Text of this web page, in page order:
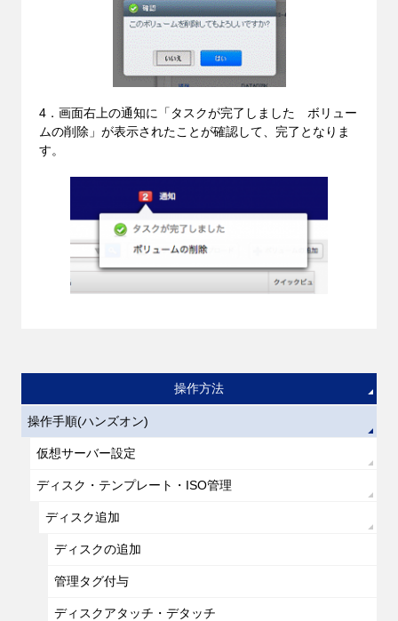
4．画面右上の通知に「タスクが完了しました ボリュー
ムの削除」が表示されたことが確認して、完了となりま
す。
操作方法
操作手順(ハンズオン)
仮想サーバー設定
ディスク・テンプレート・ISO管理
ディスク追加
ディスクの追加
管理タグ付与
ディスクアタッチ・デタッチ